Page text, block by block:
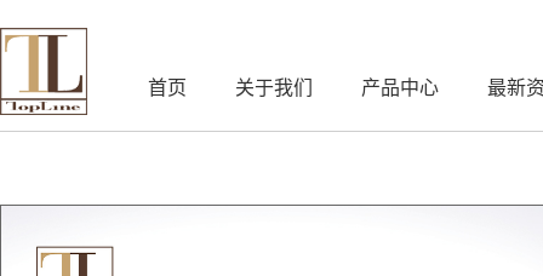
首页 关于我们 产品中心 最新